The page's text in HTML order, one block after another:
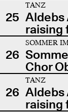
25
TANZ
Aldebs
raising
26
SOMMER
Chor
26
TANZ
Aldebs
raising